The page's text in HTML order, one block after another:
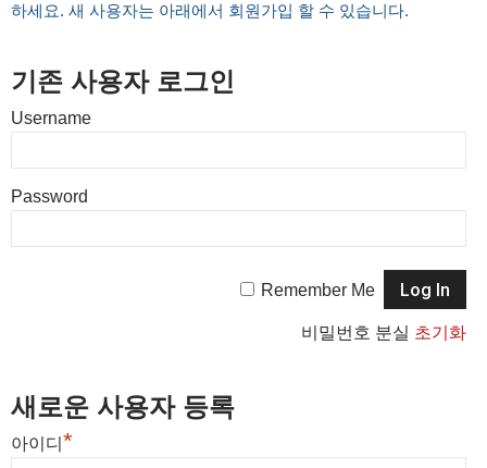
하세요. 새 사용자는 아래에서 회원가입 할 수 있습니다.
기존 사용자 로그인
Username
Password
Remember Me
비밀번호 분실 초기화
새로운 사용자 등록
아이디 *